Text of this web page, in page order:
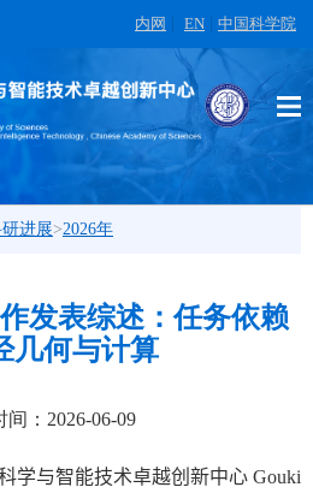
内网 EN 中国科学院
进展>2026年
发表综述：任务依赖
几何与计算
间：2026-06-09
学与智能技术卓越创新中心 Gouki